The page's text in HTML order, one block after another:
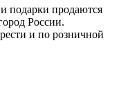
подарки продаются
России.
и по розничной